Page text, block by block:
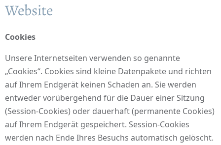
Website
Cookies
Unsere Internetseiten verwenden so genannte
„Cookies“. Cookies sind kleine Datenpakete und richten
auf Ihrem Endgerät keinen Schaden an. Sie werden
entweder vorübergehend für die Dauer einer Sitzung
(Session-Cookies) oder dauerhaft (permanente Cookies)
auf Ihrem Endgerät gespeichert. Session-Cookies
werden nach Ende Ihres Besuchs automatisch gelöscht.